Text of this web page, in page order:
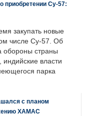
приобретении Су-57:
закупать новые
числе Су-57. Об
обороны страны
власти
парка
с планом
ХАМАС